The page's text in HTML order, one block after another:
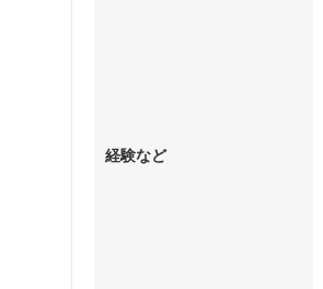
経験など